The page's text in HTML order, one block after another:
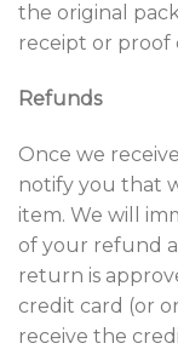
the original
receipt or proof
Refunds
Once we
notify you that
item. We will
of your refund
return is
credit card (or
receive the